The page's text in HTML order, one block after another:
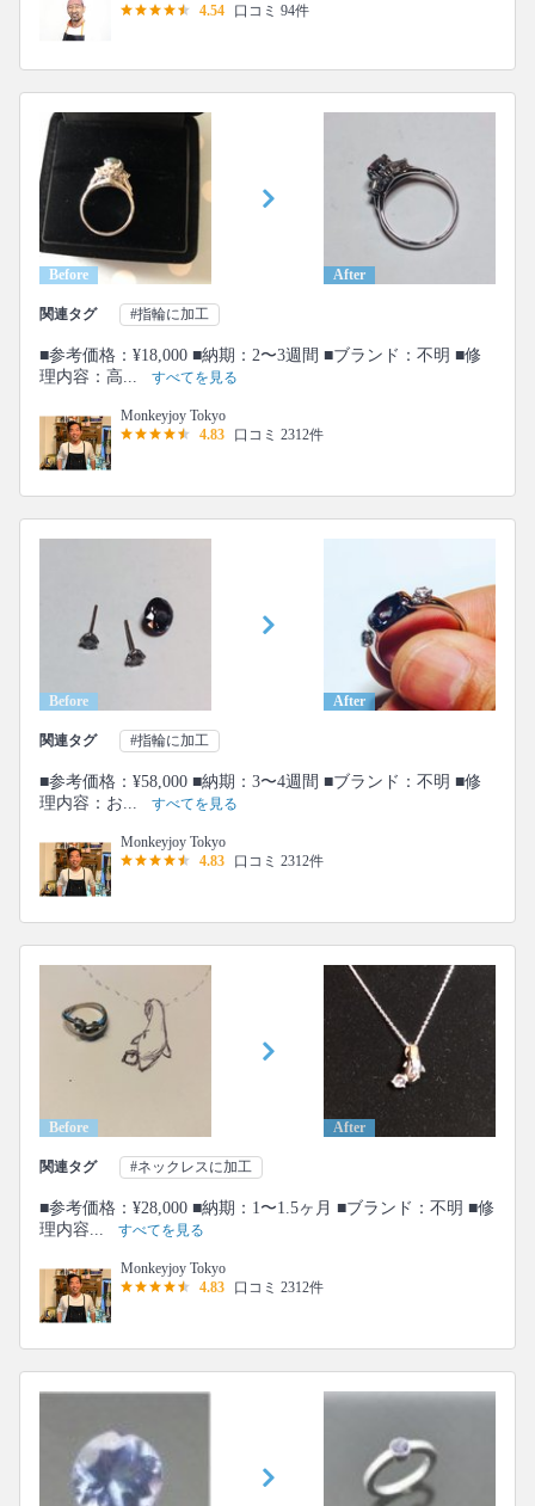
4.54
口コミ 94件
Before After
関連タグ #指輪に加工
■参考価格：¥18,000 ■納期：2〜3週間 ■ブランド：不明 ■修
理内容：高...
すべてを見る
Monkeyjoy Tokyo
4.83
口コミ 2312件
Before After
関連タグ #指輪に加工
■参考価格：¥58,000 ■納期：3〜4週間 ■ブランド：不明 ■修
理内容：お...
すべてを見る
Monkeyjoy Tokyo
4.83
口コミ 2312件
Before After
関連タグ #ネックレスに加工
■参考価格：¥28,000 ■納期：1〜1.5ヶ月 ■ブランド：不明 ■修
理内容...
すべてを見る
Monkeyjoy Tokyo
4.83
口コミ 2312件